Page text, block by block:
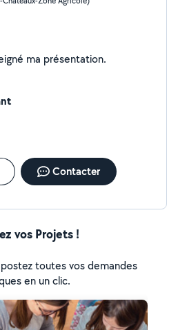
Je n'ai pas encore renseigné ma présentation.
Contacter
vos Projets !
toutes vos demandes
en un clic.